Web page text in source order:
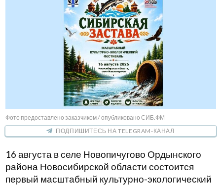
Фото предоставлено заказчиком / опубликовано СИБ.ФМ
ПОДПИШИТЕСЬ НА TELEGRAM-КАНАЛ
16 августа в селе Новопичугово Ордынского
района Новосибирской области состоится
первый масштабный культурно-экологический